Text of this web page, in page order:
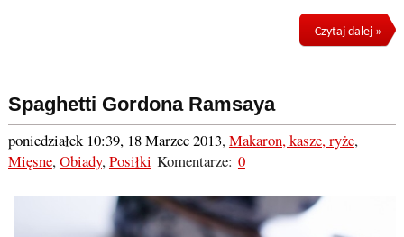
Czytaj dalej »
Spaghetti Gordona Ramsaya
poniedziałek 10:39, 18 Marzec 2013,Makaron, kasze, ryże,
Mięsne,Obiady,Posiłki Komentarze: 0